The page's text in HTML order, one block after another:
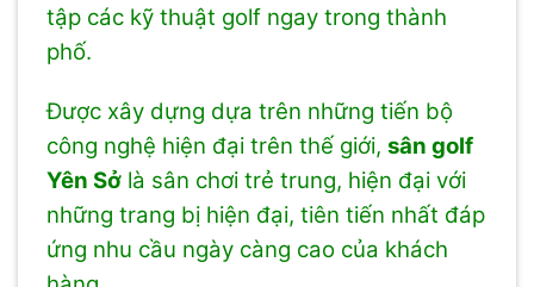
tập các kỹ thuật golf ngay trong thành
phố.
Được xây dựng dựa trên những tiến bộ
công nghệ hiện đại trên thế giới, sân golf
Yên Sở là sân chơi trẻ trung, hiện đại với
những trang bị hiện đại, tiên tiến nhất đáp
ứng nhu cầu ngày càng cao của khách